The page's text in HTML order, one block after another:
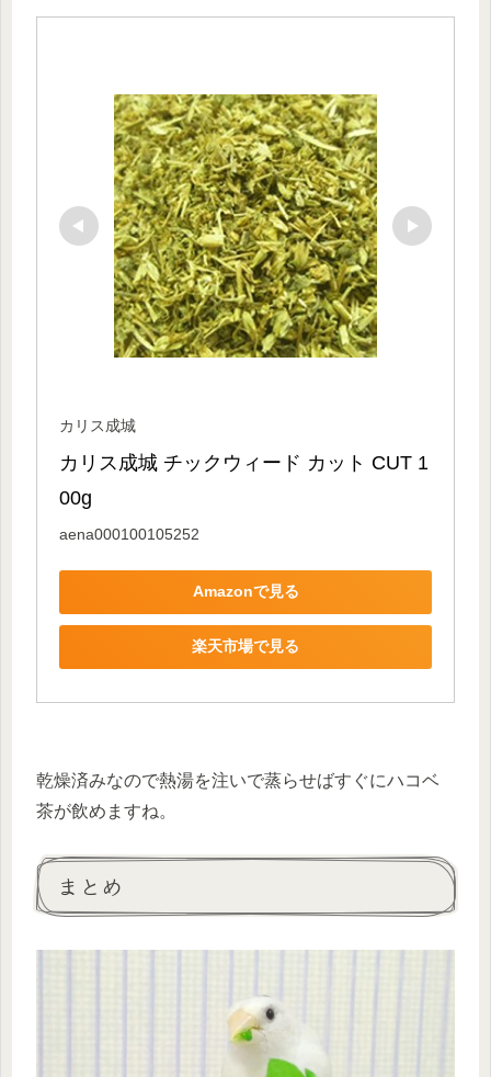
カリス成城
カリス成城 チックウィード カット CUT 1
00g
aena000100105252
Amazonで見る
楽天市場で見る
乾燥済みなので熱湯を注いで蒸らせばすぐにハコベ
茶が飲めますね。
まとめ